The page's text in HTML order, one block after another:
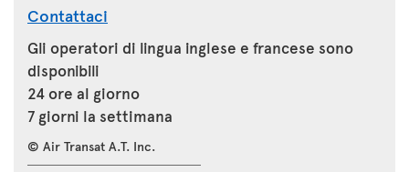
Contattaci
Gli operatori di lingua inglese e francese sono
disponibili
24 ore al giorno
7 giorni la settimana
© Air Transat A.T. Inc.